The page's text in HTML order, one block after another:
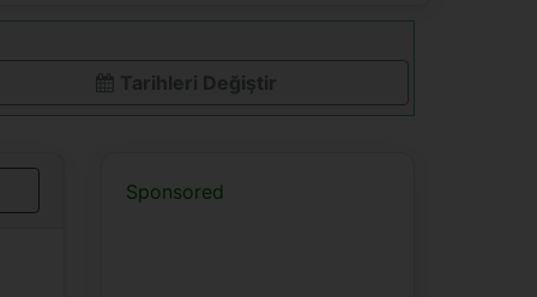
Tarihleri ​​Değiştir
Sponsored